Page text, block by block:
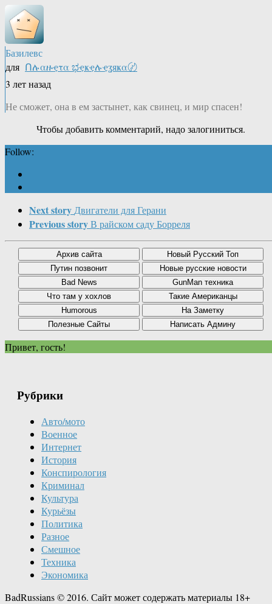
Базилевс
для Ոሉαዙҿτα ಭҿҝҿሉҿʓяҝα〄
3 лет назад
Не сможет, она в ем застынет, как свинец, и мир спасен!
Чтобы добавить комментарий, надо залогиниться.
Follow:
Next storyДвигатели для Герани
Previous storyВ райском саду Борреля
Привет, гость!
Рубрики
Авто/мото
Военное
Интернет
История
Конспирология
Криминал
Культура
Курьёзы
Политика
Разное
Смешное
Техника
Экономика
BadRussians © 2016. Сайт может содержать материалы 18+